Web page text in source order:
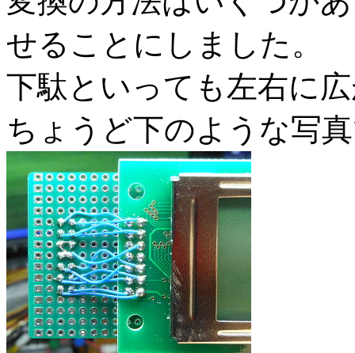
せることにしました。
下駄といっても左右に
ちょうど下のような写